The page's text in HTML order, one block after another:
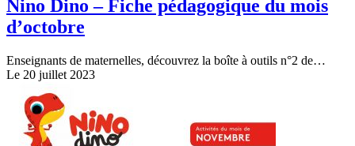
Nino Dino – Fiche pédagogique du mois
d’octobre
Enseignants de maternelles, découvrez la boîte à outils n°2 de…
Le 20 juillet 2023